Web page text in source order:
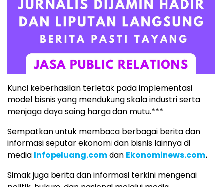
Kunci keberhasilan terletak pada implementasi
model bisnis yang mendukung skala industri serta
menjaga daya saing harga dan mutu.***
Sempatkan untuk membaca berbagai berita dan
informasi seputar ekonomi dan bisnis lainnya di
media Infopeluang.comdan Ekonominews.com.
Simak juga berita dan informasi terkini mengenai